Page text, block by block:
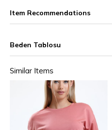
Item Recommendations
Beden Tablosu
Similar Items